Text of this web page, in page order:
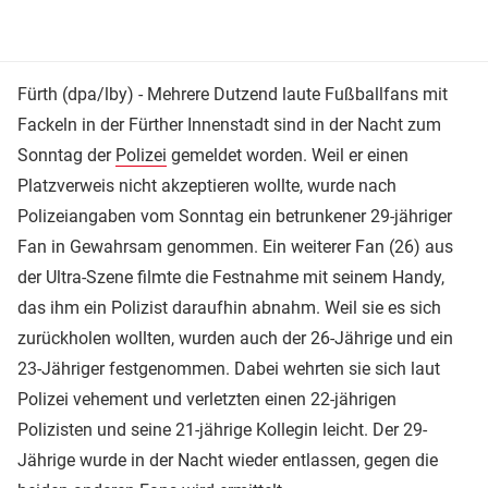
Fürth (dpa/lby) - Mehrere Dutzend laute Fußballfans mit
Fackeln in der Fürther Innenstadt sind in der Nacht zum
Sonntag der Polizei gemeldet worden. Weil er einen
Platzverweis nicht akzeptieren wollte, wurde nach
Polizeiangaben vom Sonntag ein betrunkener 29-jähriger
Fan in Gewahrsam genommen. Ein weiterer Fan (26) aus
der Ultra-Szene filmte die Festnahme mit seinem Handy,
das ihm ein Polizist daraufhin abnahm. Weil sie es sich
zurückholen wollten, wurden auch der 26-Jährige und ein
23-Jähriger festgenommen. Dabei wehrten sie sich laut
Polizei vehement und verletzten einen 22-jährigen
Polizisten und seine 21-jährige Kollegin leicht. Der 29-
Jährige wurde in der Nacht wieder entlassen, gegen die